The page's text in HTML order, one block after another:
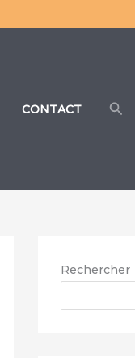
CONTACT
Rechercher